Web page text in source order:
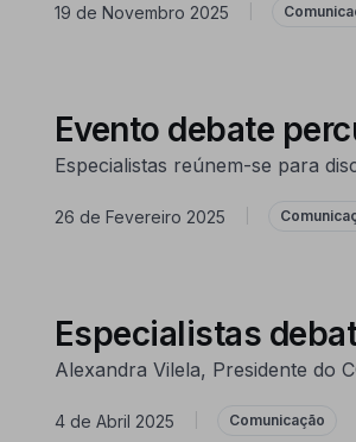
19 de Novembro 2025
Evento debate
Especialistas reúnem-se para
26 de Fevereiro 2025
Especialistas
Alexandra Vilela, Presidente do
4 de Abril 2025 Comunicação